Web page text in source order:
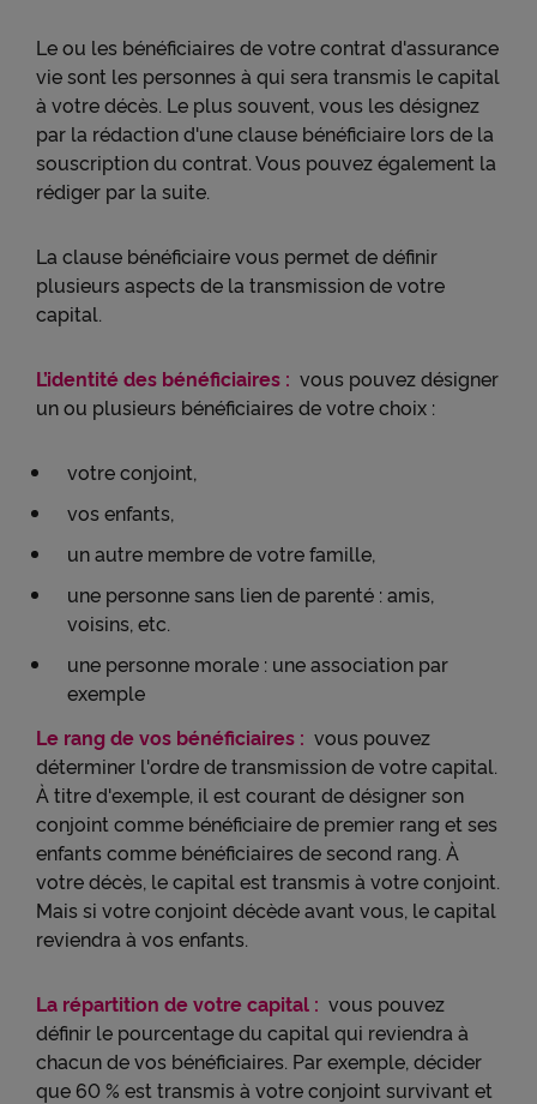
Le ou les bénéficiaires de votre contrat d'assurance
vie sont les personnes à qui sera transmis le capital
à votre décès. Le plus souvent, vous les désignez
par la rédaction d'une clause bénéficiaire lors de la
souscription du contrat. Vous pouvez également la
rédiger par la suite.
La clause bénéficiaire vous permet de définir
plusieurs aspects de la transmission de votre
capital.
L’identité des bénéficiaires : vous pouvez désigner
un ou plusieurs bénéficiaires de votre choix :
votre conjoint,
vos enfants,
un autre membre de votre famille,
une personne sans lien de parenté : amis,
voisins, etc.
une personne morale : une association par
exemple
Le rang de vos bénéficiaires : vous pouvez
déterminer l'ordre de transmission de votre capital.
À titre d'exemple, il est courant de désigner son
conjoint comme bénéficiaire de premier rang et ses
enfants comme bénéficiaires de second rang. À
votre décès, le capital est transmis à votre conjoint.
Mais si votre conjoint décède avant vous, le capital
reviendra à vos enfants.
La répartition de votre capital : vous pouvez
définir le pourcentage du capital qui reviendra à
chacun de vos bénéficiaires. Par exemple, décider
que 60 % est transmis à votre conjoint survivant et